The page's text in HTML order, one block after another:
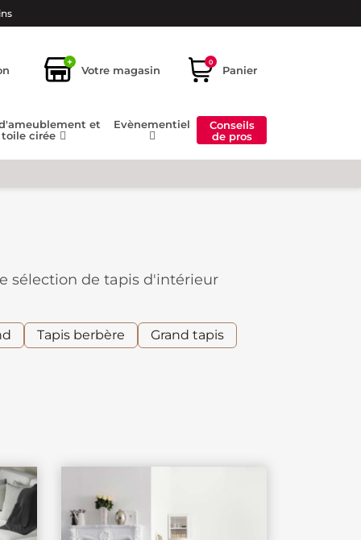
+
Votre magasin
0
Panier
et
toile cirée
Evènementiel
Conseils
de pros
sélection de tapis d'intérieur
dans votre salon, apporter une
Tapis berbère Grand tapis